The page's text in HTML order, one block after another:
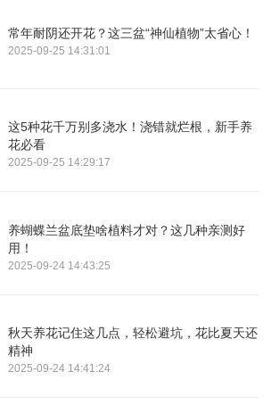
常年耐阴还开花？这三盆“神仙植物”太省心！
2025-09-25 14:31:01
这5种花千万别多浇水！浇错就烂根，新手养
花必看
2025-09-25 14:29:17
养蝴蝶兰盆底垫啥植料才对？这几种亲测好
用！
2025-09-24 14:43:25
秋天养花记住这几点，轻松避坑，花比夏天还
精神
2025-09-24 14:41:24